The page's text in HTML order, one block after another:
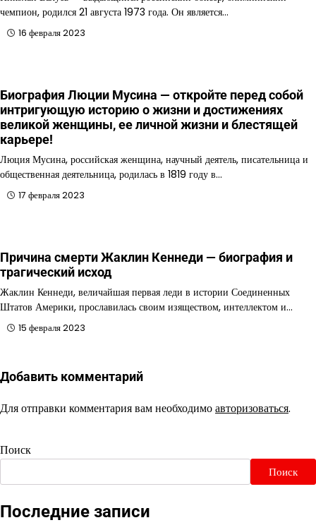
чемпион, родился 21 августа 1973 года. Он является…
16 февраля 2023
Биография Люции Мусина — откройте перед собой
интригующую историю о жизни и достижениях
великой женщины, ее личной жизни и блестящей
карьере!
Люция Мусина, российская женщина, научный деятель, писательница и
общественная деятельница, родилась в 1819 году в…
17 февраля 2023
Причина смерти Жаклин Кеннеди — биография и
трагический исход
Жаклин Кеннеди, величайшая первая леди в истории Соединенных
Штатов Америки, прославилась своим изяществом, интеллектом и…
15 февраля 2023
Добавить комментарий
Для отправки комментария вам необходимоавторизоваться.
Поиск
Поиск
Последние записи